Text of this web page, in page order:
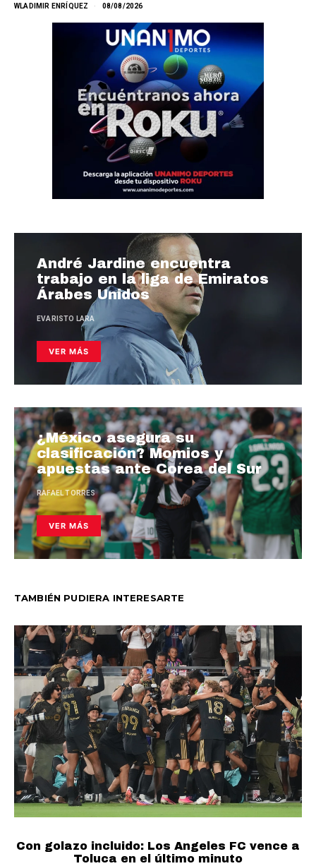
WLADIMIR ENRÍQUEZ 08/08/2026
André Jardine encuentra
trabajo en la liga de Emiratos
Árabes Unidos
EVARISTO LARA
VER MÁS
¿México asegura su
clasificación? Momios y
apuestas ante Corea del Sur
RAFAEL TORRES
VER MÁS
TAMBIÉN PUDIERA INTERESARTE
Con golazo incluido: Los Angeles FC vence a
Toluca en el último minuto